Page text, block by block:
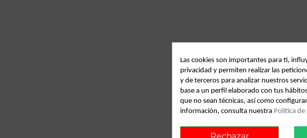
Las cookies son importantes para ti,
privacidad y permiten realizar las
y de terceros para analizar nuestros
base a un perfil elaborado con tus
que no sean técnicas, así como
información, consulta nuestra Política de